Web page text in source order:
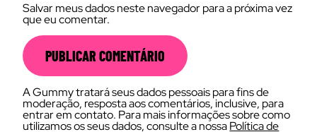
Salvar meus dados neste navegador para a próxima vez
que eu comentar.
A Gummy tratará seus dados pessoais para fins de
moderação, resposta aos comentários, inclusive, para
entrar em contato. Para mais informações sobre como
utilizamos os seus dados, consulte a nossaPolítica de